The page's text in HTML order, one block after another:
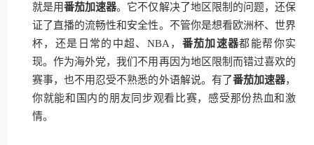
就是用番茄加速器。它不仅解决了地区限制的问题，还保
证了直播的流畅性和安全性。不管你是想看欧洲杯、世界
杯，还是日常的中超、NBA， 番茄加速器都能帮你实
现。作为海外党，我们不用再因为地区限制而错过喜欢的
赛事，也不用忍受不熟悉的外语解说。有了番茄加速器，
你就能和国内的朋友同步观看比赛，感受那份热血和激
情。